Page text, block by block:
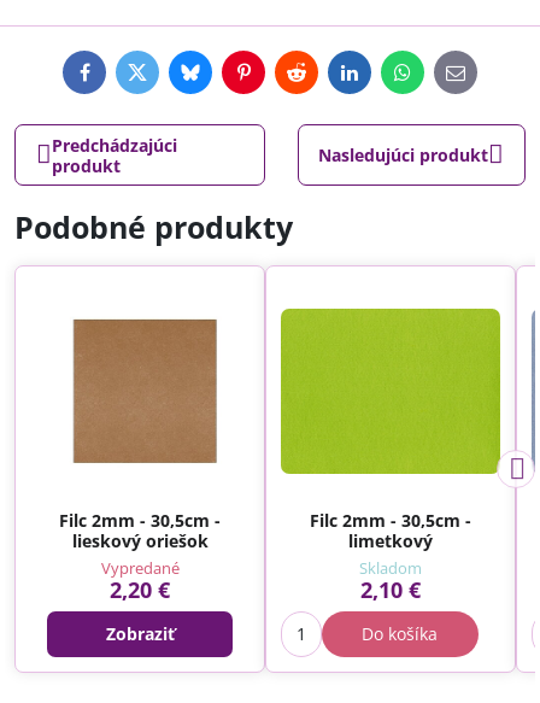
FacebookTwitterBlueskyPinterestRedditLinkedInWhatsApp
E-
mail
Predchádzajúci
produkt
Nasledujúci produkt
Podobné produkty
Filc 2mm - 30,5cm -
lieskový oriešok
Vypredané
2,20 €
Zobraziť
Filc 2mm - 30,5cm -
limetkový
Skladom
2,10 €
Do košíka